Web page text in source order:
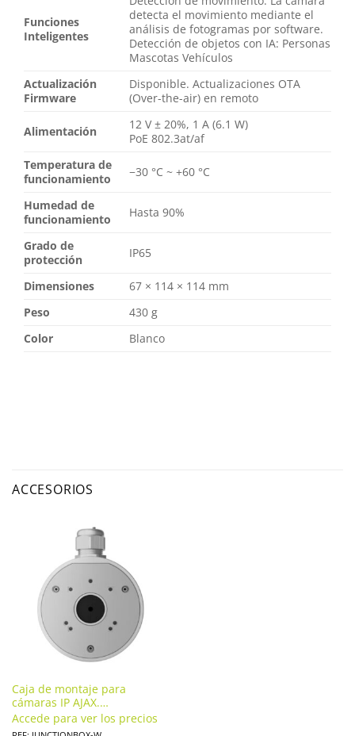
Funciones
Inteligentes
detecta el movimiento mediante el
análisis de fotogramas por software.
Detección de objetos con IA: Personas
Mascotas Vehículos
Actualización
Firmware
Disponible. Actualizaciones OTA
(Over-the-air) en remoto
Alimentación
12 V ± 20%, 1 А (6.1 W)
PoE 802.3at/af
Temperatura de
funcionamiento
−30 °C ~ +60 °C
Humedad de
funcionamiento
Hasta 90%
Grado de
protección
IP65
Dimensiones
67 × 114 × 114 mm
Peso
430 g
Color
Blanco
ACCESORIOS
Caja de montaje para
cámaras IP AJAX.
JUNCTIONBOX-W
Accede para ver los precios